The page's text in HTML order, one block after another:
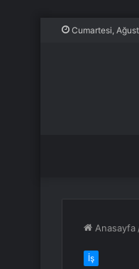
Cumartesi,
Anasayfa
İş